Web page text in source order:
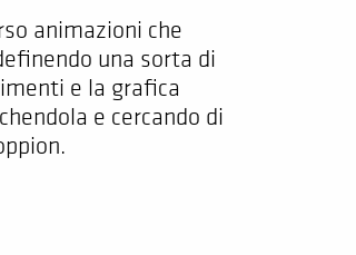
animazioni che
una sorta di
e la grafica
e cercando di